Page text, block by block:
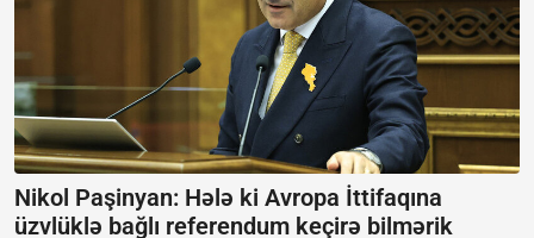
Nikol Paşinyan: Hələ ki Avropa İttifaqına
üzvlüklə bağlı referendum keçirə bilmərik